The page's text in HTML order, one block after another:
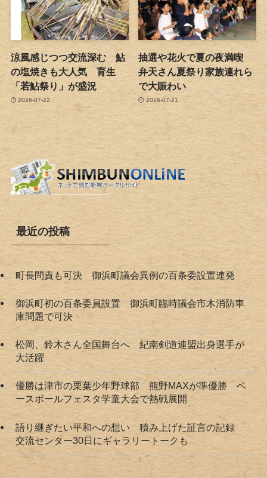
涼風感じつつ交流深む 鮎
の塩焼きも大人気 育生
「若鮎祭り」が盛況
2026-07-22
抽選や花火で夏の夜満喫
弁天さん夏祭り家族連れら
で大賑わい
2026-07-21
最近の投稿
町長問責も可決 御浜町議会異例の百条委設置連発
御浜町初の百条委員設置 御浜町臨時議会市木消防車
庫問題で可決
松岡、鈴木さん全国舞台へ 紀南剣道連盟出身選手が
大活躍
優勝は津市の栗葉少年野球部 熊野MAXが準優勝 ベ
ースボールフェスタ学童大会で熱戦展開
語り継ぎたい平和への想い 積み上げた証言の記録
交流センター30日にギャラリートークも